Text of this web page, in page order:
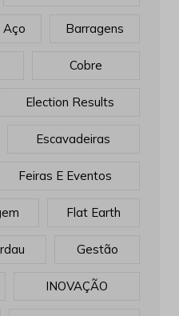
Aço Barragens
Cobre
Election Results
Escavadeiras
Feiras E Eventos
Flat Earth
Gestão
INOVAÇÃO